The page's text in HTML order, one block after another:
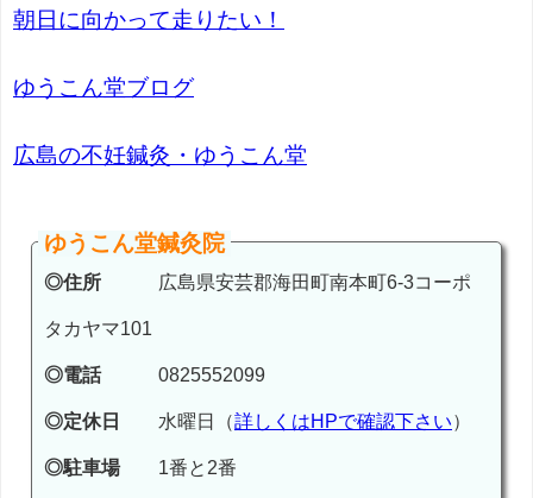
朝日に向かって走りたい！
ゆうこん堂ブログ
広島の不妊鍼灸・ゆうこん堂
ゆうこん堂鍼灸院
◎住所 広島県安芸郡海田町南本町6-3コーポ
タカヤマ101
◎電話0825552099
◎定休日 水曜日（詳しくはHPで確認下さい）
◎駐車場1番と2番